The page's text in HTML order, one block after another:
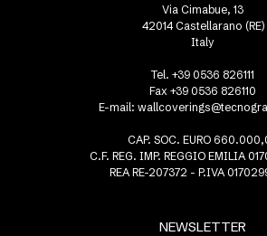
NEWSLETTER
Via Cimabue, 13
42014 Castellarano (RE)
Italy
Tel. +39 0536 826111
Fax +39 0536 826110
E-mail:
CAP. SOC. EURO
C.F. REG. IMP. REGGIO EMILIA
REA RE-207372 - P.IVA